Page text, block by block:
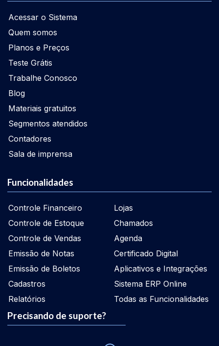
Acessar o Sistema
Quem somos
Planos e Preços
Teste Grátis
Trabalhe Conosco
Blog
Materiais gratuitos
Segmentos atendidos
Contadores
Sala de imprensa
Funcionalidades
Controle Financeiro
Controle de Estoque
Controle de Vendas
Emissão de Notas
Emissão de Boletos
Cadastros
Relatórios
Lojas
Chamados
Agenda
Certificado Digital
Aplicativos e Integrações
Sistema ERP Online
Todas as Funcionalidades
Precisando de suporte?